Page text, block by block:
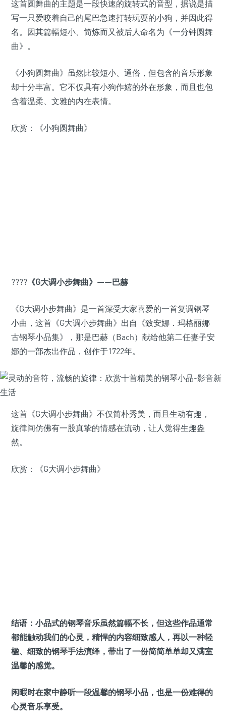
这首圆舞曲的主题是一段快速的旋转式的音型，据说是描
写一只爱咬着自己的尾巴急速打转玩耍的小狗，并因此得
名。因其篇幅短小、简炼而又被后人命名为《一分钟圆舞
曲》。
《小狗圆舞曲》虽然比较短小、通俗，但包含的音乐形象
却十分丰富。它不仅具有小狗作嬉的外在形象，而且也包
含着温柔、文雅的内在表情。
欣赏：《小狗圆舞曲》
???? 《G大调小步舞曲》——巴赫
《G大调小步舞曲》是一首深受大家喜爱的一首复调钢琴
小曲，这首《G大调小步舞曲》出自《致安娜．玛格丽娜
古钢琴小品集》，那是巴赫（Bach）献给他第二任妻子安
娜的一部杰出作品，创作于1722年。
这首《G大调小步舞曲》不仅简朴秀美，而且生动有趣，
旋律间仿佛有一股真挚的情感在流动，让人觉得生趣盎
然。
欣赏：《G大调小步舞曲》
结语： 小品式的钢琴音乐虽然篇幅不长，但这些作品通常
都能触动我们的心灵，精悍的内容细致感人，再以一种轻
楹、细致的钢琴手法演绎，带出了一份简简单单却又满室
温馨的感觉。
闲暇时在家中静听一段温馨的钢琴小品，也是一份难得的
心灵音乐享受。